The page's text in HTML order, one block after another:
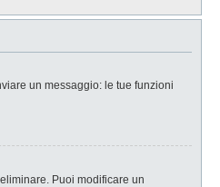
un messaggio: le tue funzioni
Puoi modificare un